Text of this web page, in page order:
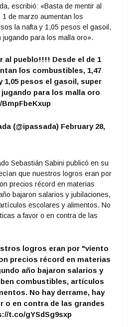
escribió: «Basta de mentir al
de marzo aumentan los
la nafta y 1,05 pesos el gasoil,
para los malla oro».
al pueblo!!!! Desde el de 1
los combustibles, 1,47
1,05 pesos el gasoil, super
para los malla oro
(@ipassada) February 28,
Sebastián Sabini publicó en su
que nuestros logros eran por
precios récord en materias
bajaron salarios y jubilaciones,
escolares y alimentos. No
a favor o en contra de las
logros eran por "viento
precios récord en materias
año bajaron salarios y
combustibles, artículos
No hay derrame, hay
o en contra de las grandes
t.co/gYSdSg9sxp